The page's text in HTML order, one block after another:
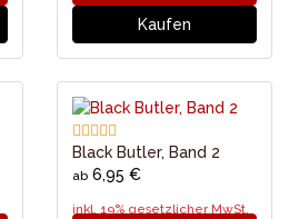
Kaufen
Black Butler, Band 2
ab 6,95 €
inkl. 19% gesetzlicher MwSt.